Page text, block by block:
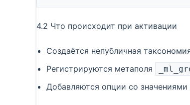
4.2 Что происходит при активации
Создаётся непубличная
Регистрируются метаполя
Добавляются опции со